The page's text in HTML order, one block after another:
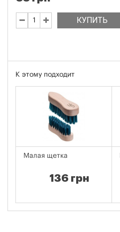
КУПИТЬ
К этому подходит
Малая щетка
136 грн